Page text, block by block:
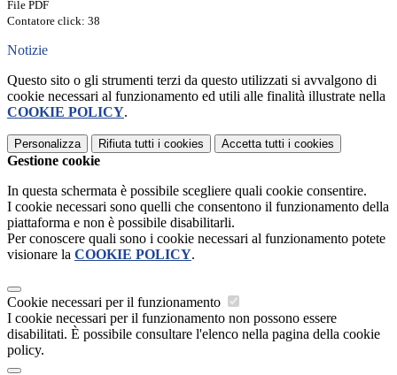
File PDF
Contatore click: 38
Notizie
Questo sito o gli strumenti terzi da questo utilizzati si avvalgono di
cookie necessari al funzionamento ed utili alle finalità illustrate nella
COOKIE POLICY.
Personalizza Rifiuta tutti i cookies Accetta tutti i cookies
Gestione cookie
In questa schermata è possibile scegliere quali cookie consentire.
I cookie necessari sono quelli che consentono il funzionamento della
piattaforma e non è possibile disabilitarli.
Per conoscere quali sono i cookie necessari al funzionamento potete
visionare la COOKIE POLICY.
Cookie necessari per il funzionamento
I cookie necessari per il funzionamento non possono essere
disabilitati. È possibile consultare l'elenco nella pagina della cookie
policy.